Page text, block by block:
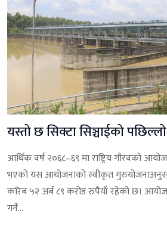
यस्तो छ सिक्टा सिञ्चाईको
आर्थिक वर्ष २०६८–६९ मा राष्ट्रिय गौरवको
भएको यस आयोजनाको स्वीकृत
करिब ५२ अर्ब ८९ करोड रुपैयाँ रहेको छ।
गर्ने...